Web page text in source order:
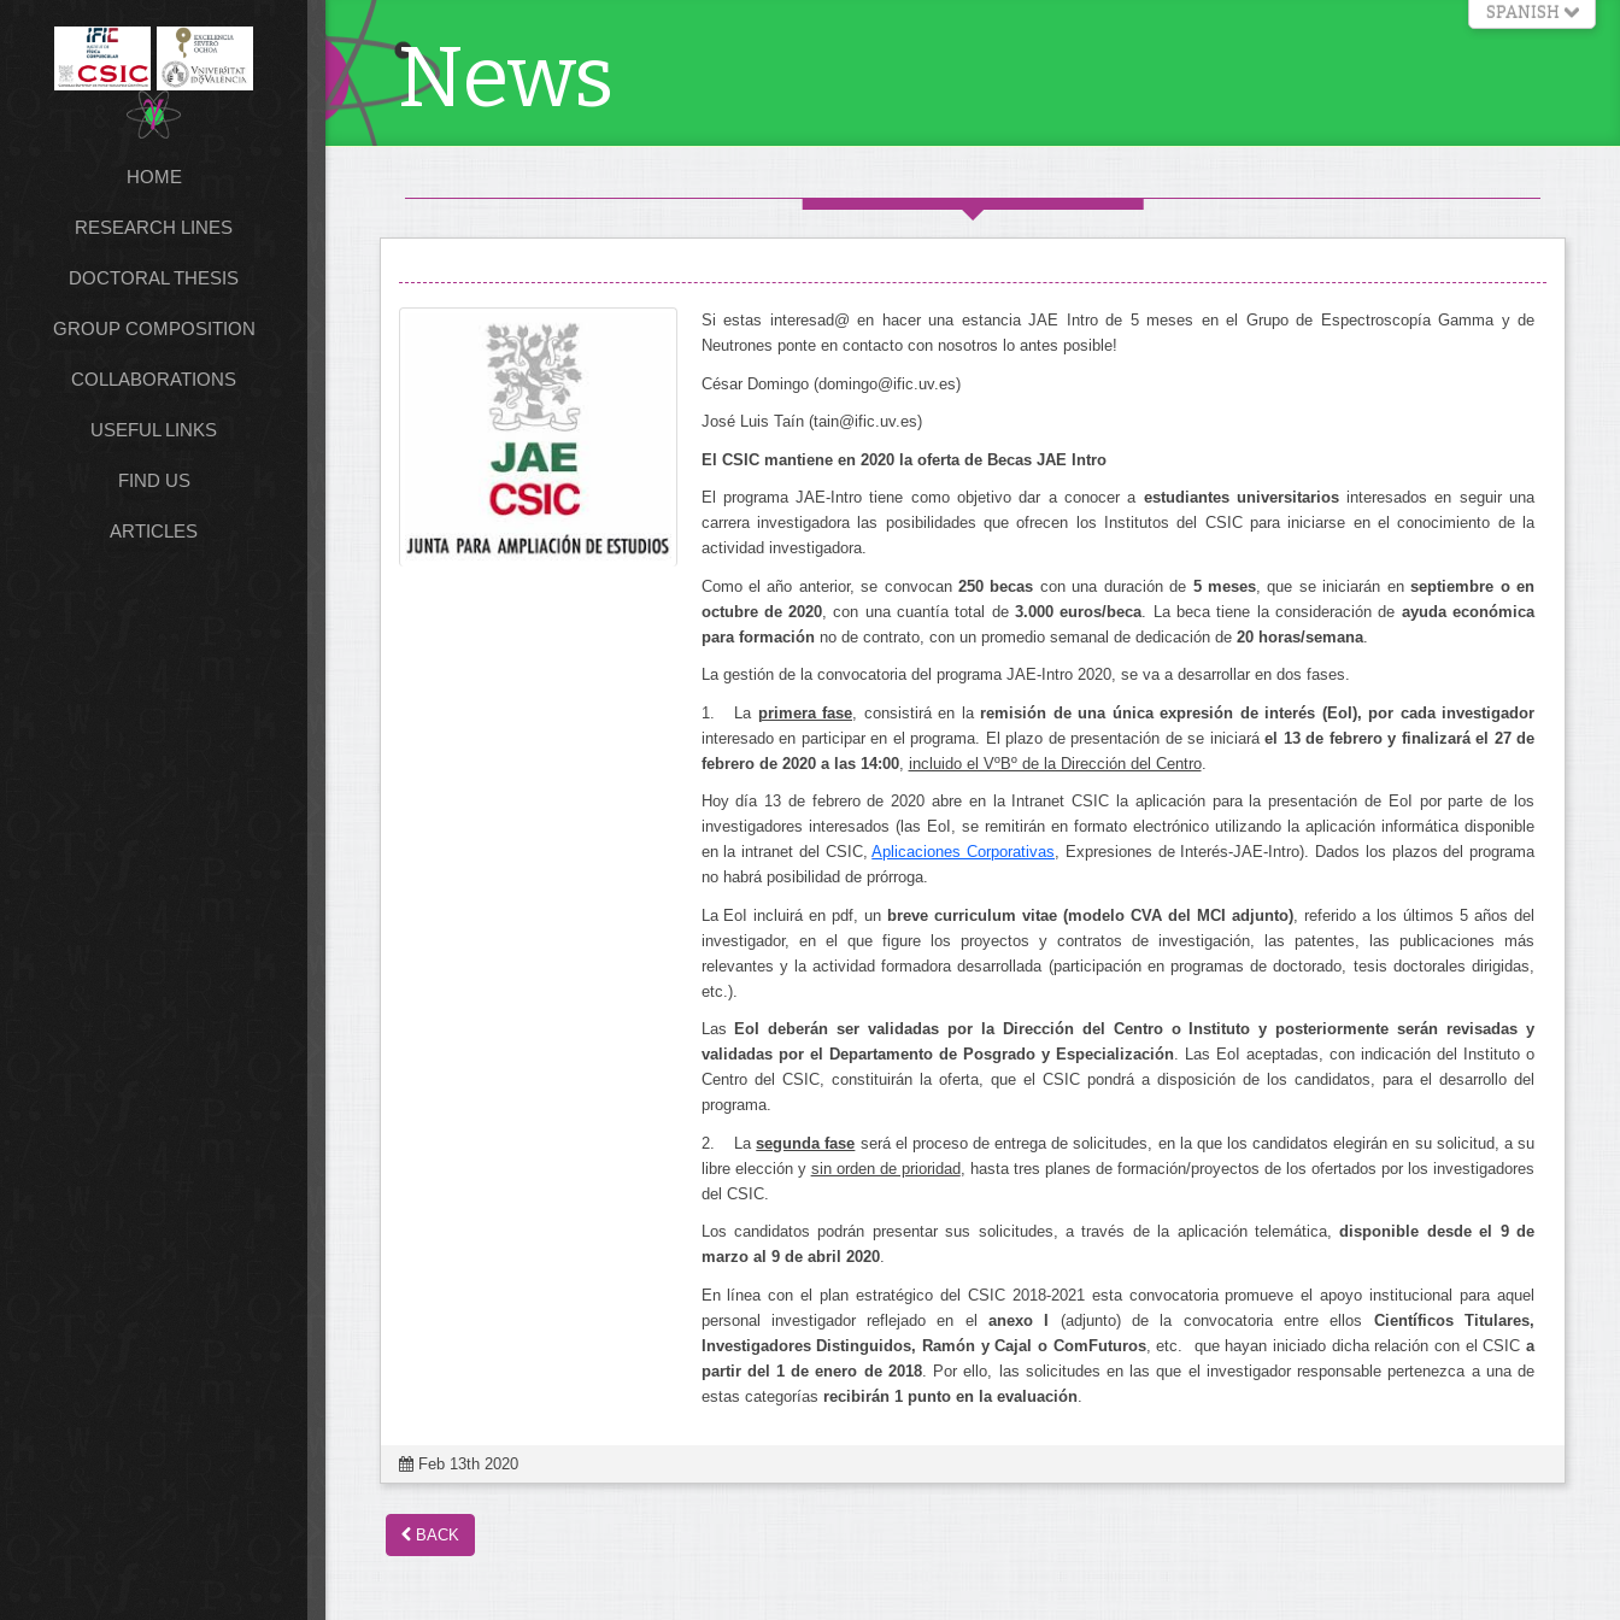
News
Si estas interesad@ en hacer una estancia JAE Intro de 5 meses en el Grupo de Espectroscopía Gamma y de
Neutrones ponte en contacto con nosotros lo antes posible!
César Domingo (domingo@ific.uv.es)
José Luis Taín (tain@ific.uv.es)
El CSIC mantiene en 2020 la oferta de Becas JAE Intro
El programa JAE-Intro tiene como objetivo dar a conocer a estudiantes universitariosinteresados en seguir una
carrera investigadora las posibilidades que ofrecen los Institutos del CSIC para iniciarse en el conocimiento de la
actividad investigadora.
Como el año anterior, se convocan250 becas con una duración de 5 meses , que se iniciarán enseptiembre o en
octubre de 2020 , con una cuantía total de3.000 euros/beca . La beca tiene la consideración de ayuda económica
para formaciónno de contrato, con un promedio semanal de dedicación de 20 horas/semana.
La gestión de la convocatoria del programa JAE-Intro 2020, se va a desarrollar en dos fases.
1. La primera fase , consistirá en la remisión de una única expresión de interés (EoI), por cada investigador
interesado en participar en el programa. El plazo de presentación de se iniciará el 13 de febrero y finalizará el 27 de
febrero de 2020 a las 14:00, incluido el VºBº de la Dirección del Centro.
Hoy día 13 de febrero de 2020 abre en la Intranet CSIC la aplicación para la presentación de EoI por parte de los
investigadores interesados (las EoI, se remitirán en formato electrónico utilizando la aplicación informática disponible
en la intranet del CSIC,Aplicaciones Corporativas, Expresiones de Interés-JAE-Intro). Dados los plazos del programa
no habrá posibilidad de prórroga.
La EoI incluirá en pdf, un breve curriculum vitae (modelo CVA del MCI adjunto) , referido a los últimos 5 años del
investigador, en el que figure los proyectos y contratos de investigación, las patentes, las publicaciones más
relevantes y la actividad formadora desarrollada (participación en programas de doctorado, tesis doctorales dirigidas,
etc.).
Las EoI deberán ser validadas por la Dirección del Centro o Instituto y posteriormente serán revisadas y
validadas por el Departamento de Posgrado y Especialización. Las EoI aceptadas, con indicación del Instituto o
Centro del CSIC, constituirán la oferta, que el CSIC pondrá a disposición de los candidatos, para el desarrollo del
programa.
2. Lasegunda fase será el proceso de entrega de solicitudes, en la que los candidatos elegirán en su solicitud, a su
libre elección y sin orden de prioridad, hasta tres planes de formación/proyectos de los ofertados por los investigadores
del CSIC.
Los candidatos podrán presentar sus solicitudes, a través de la aplicación telemática,disponible desde el 9 de
marzo al 9 de abril 2020.
En línea con el plan estratégico del CSIC 2018-2021 esta convocatoria promueve el apoyo institucional para aquel
personal investigador reflejado en elanexo I (adjunto) de la convocatoria entre ellos Científicos Titulares,
Investigadores Distinguidos, Ramón y Cajal o ComFuturos, etc. que hayan iniciado dicha relación con el CSICa
partir del 1 de enero de 2018. Por ello, las solicitudes en las que el investigador responsable pertenezca a una de
estas categorías recibirán 1 punto en la evaluación.
Feb 13th 2020
BACK
HOME
RESEARCH LINES
DOCTORAL THESIS
GROUP COMPOSITION
COLLABORATIONS
USEFUL LINKS
FIND US
ARTICLES
SPANISH